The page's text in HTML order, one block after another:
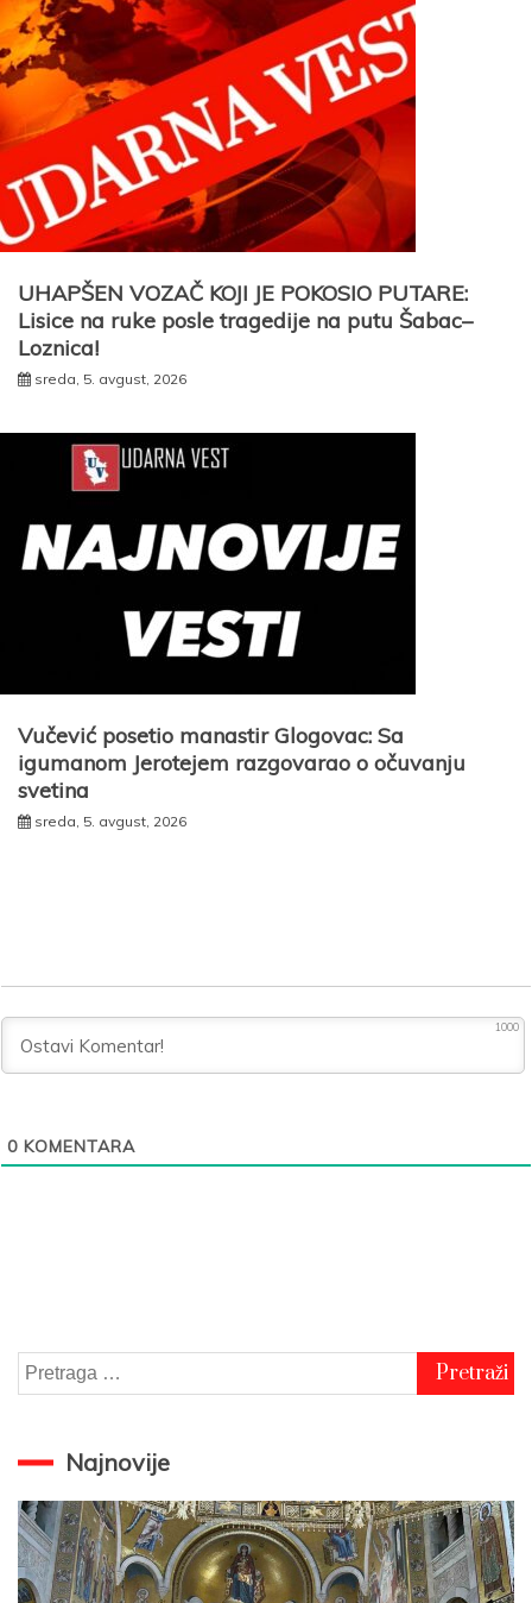
UHAPŠEN VOZAČ KOJI JE POKOSIO PUTARE:
Lisice na ruke posle tragedije na putu Šabac–
Loznica!
sreda, 5. avgust, 2026
Vučević posetio manastir Glogovac: Sa
igumanom Jerotejem razgovarao o očuvanju
svetina
sreda, 5. avgust, 2026
1000
0 KOMENTARA
Pretraga
za:
Najnovije